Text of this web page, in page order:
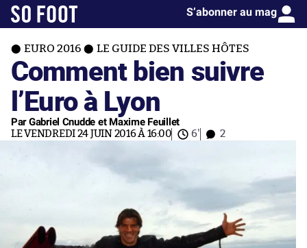
S’abonner au mag
EURO 2016 LE GUIDE DES VILLES HÔTES
Comment bien suivre
l’Euro à Lyon
Par Gabriel Cnudde et Maxime Feuillet
LE VENDREDI 24 JUIN 2016 À 16:00 6' 2